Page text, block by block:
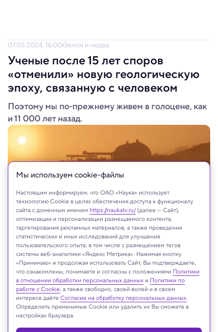
07.03.2024, 16:00 Земля и недра
Ученые после 15 лет споров
«отменили» новую геологическую
эпоху, связанную с человеком
Поэтому мы по-прежнему живем в голоцене, как
и 11 000 лет назад.
Shutterstock.com
Реклама
Мы используем сookie-файлы
Настоящим информируем, что ОАО «Наука» использует
технологию Cookie в целях обеспечения доступа к функционалу
сайта с доменным именем https://naukatv.ru/(далее — Сайт),
оптимизации и персонализации размещаемого контента,
таргетирования рекламных материалов, а также проведения
статистических и иных исследований для улучшения
пользовательского опыта, в том числе с размещением тегов
системы веб-аналитики «Яндекс Метрика». Нажимая кнопку
«Принимаю» и продолжая использовать Сайт, Вы подтверждаете,
что ознакомлены, понимаете и согласны с положениями Политики
в отношении обработки персональных данных и Политики по
работе с Cookie, а также свободно, своей волей и в своем
интересе даёте Согласие на обработку персональных данных.
Определить применимые Cookie или удалить их Вы сможете в
настройках браузера.